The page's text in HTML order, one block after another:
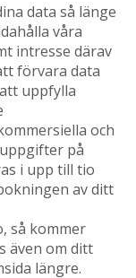
data så länge
våra
intresse därav
förvara data
uppfylla
och
på
i upp till tio
av ditt
så kommer
även om ditt
längre.